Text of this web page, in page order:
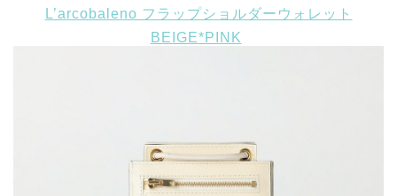
L’arcobaleno フラップショルダーウォレット
BEIGE*PINK